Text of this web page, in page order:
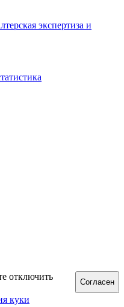
экспертиза и
отключить
Согласен
куки